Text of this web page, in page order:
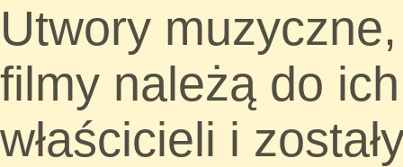
Utwory
filmy należą do
właścicieli i